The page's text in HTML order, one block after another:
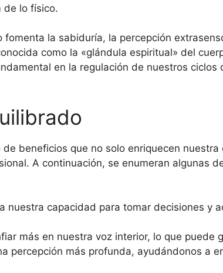
de lo físico.
la sabiduría, la percepción
como la «glándula espiritual» del
en la regulación de nuestros ciclos
beneficios que no solo enriquecen
A continuación, se enumeran algunas
nuestra capacidad para tomar decisiones y
más en nuestra voz interior, lo que puede
percepción más profunda, ayudándonos a